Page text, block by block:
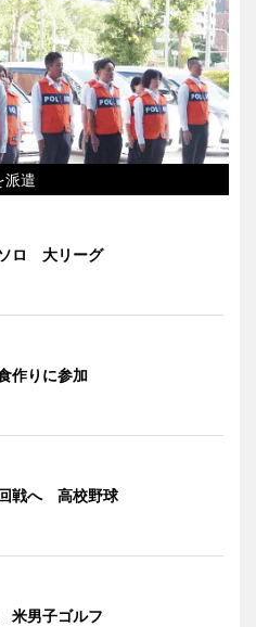
派遣
ロ 大リーグ
作りに参加
戦へ 高校野球
米男子ゴルフ